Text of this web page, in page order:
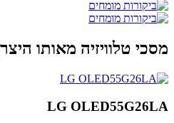
מסכי טלוויזיה מאותו
LG OLED55G26LA